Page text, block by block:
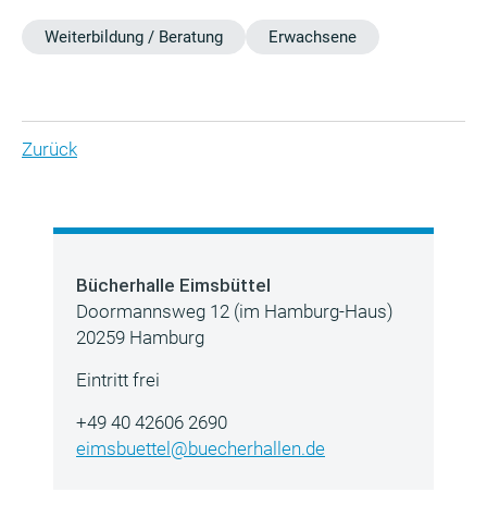
Weiterbildung / Beratung Erwachsene
Zurück
Bücherhalle Eimsbüttel
Doormannsweg 12 (im Hamburg-Haus)
20259 Hamburg
Eintritt frei
+49 40 42606 2690
eimsbuettel@buecherhallen.de